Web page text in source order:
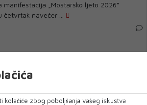
manifestacija „Mostarsko ljeto 2026“
navečer ...
kolačiće zbog poboljšanja vašeg iskustva